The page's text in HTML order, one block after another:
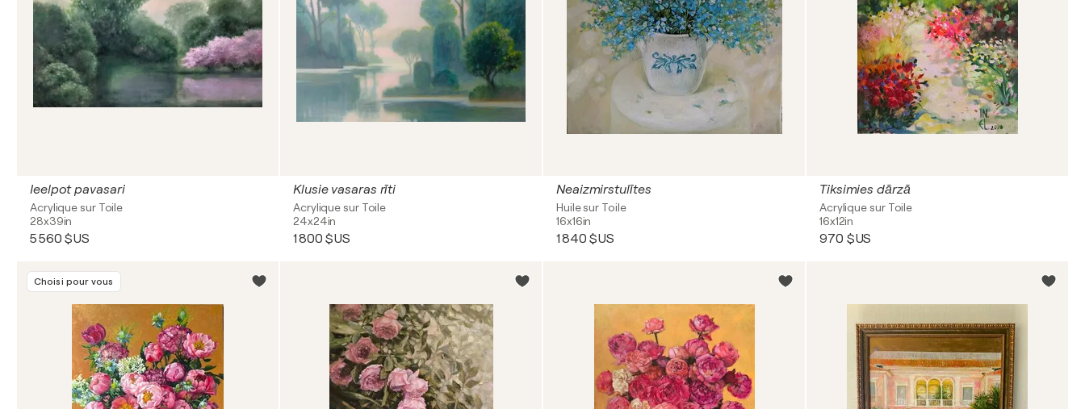
Ieelpot pavasari
Acrylique sur Toile
28x39in
5 560 $US
Klusie vasaras rīti
Acrylique sur Toile
24x24in
1 800 $US
Neaizmirstulītes
Huile sur Toile
16x16in
1 840 $US
Tiksimies dārzā
Acrylique sur Toile
16x12in
970 $US
Choisi pour vous